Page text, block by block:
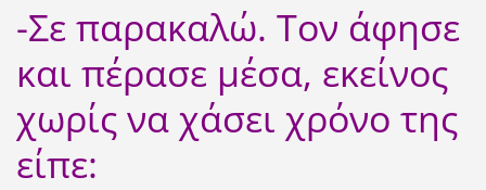
-Σε παρακαλώ. Τον άφησε
και πέρασε μέσα, εκείνος
χωρίς να χάσει χρόνο της
είπε: